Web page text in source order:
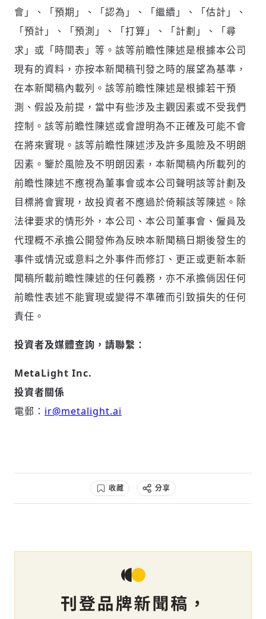
會」、「預期」、「認為」、「繼續」、「估計」、
「預計」、「預測」、「打算」、「計劃」、「尋
求」或「時間表」等。該等前瞻性陳述是根據本公司
現有的資料，亦按本新聞稿刊發之時的展望為基準，
在本新聞稿內載列。該等前瞻性陳述是根據若干預
測、假設及前提，當中有些涉及主觀因素或不受我們
控制。該等前瞻性陳述或會證明為不正確及可能不會
在將來實現。該等前瞻性陳述涉及許多風險及不明朗
因素。鑒於風險及不明朗因素，本新聞稿內所載列的
前瞻性陳述不應視為董事會或本公司聲明該等計劃及
目標將會實現，故投資者不應過於倚賴該等陳述。除
法律要求的情形外，本公司、本公司董事會、僱員及
代理概不承擔公開發佈為反映本新聞稿日期後發生的
事件或情況或意料之外事件而修訂、更正或更新本新
聞稿所載前瞻性陳述的任何義務，亦不承擔倘因任何
前瞻性表述不能實現或變得不準確而引致損失的任何
責任。
投資者及媒體查詢，請聯繫：
MetaLight Inc.
投資者關係
電郵： ir@metalight.ai
收藏 分享